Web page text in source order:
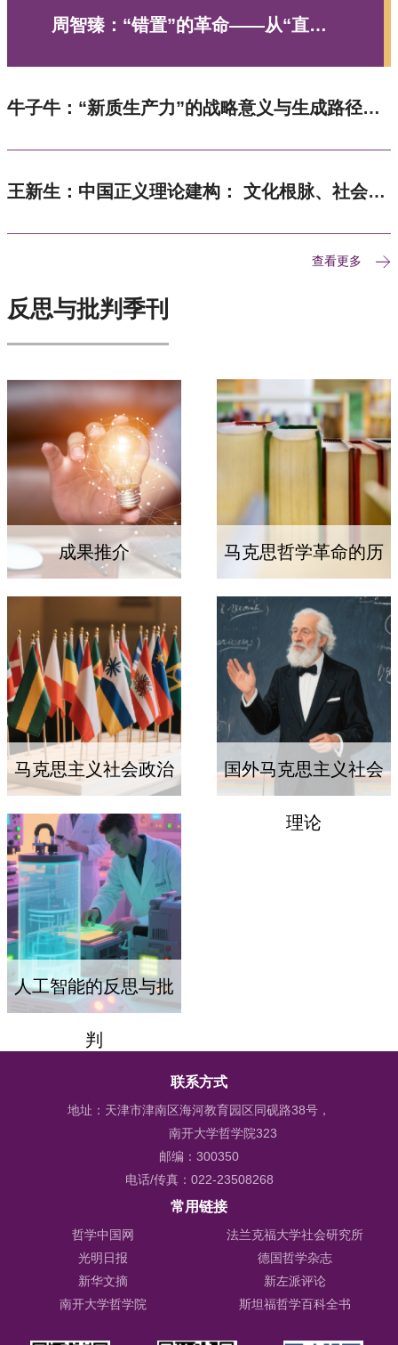
周智臻：“错置”的革命——从“直接
的关系（《哲学动态》2026年第03
牛子牛：“新质生产力”的战略意义与生成路径
报》2026年第1期）
王新生：中国正义理论建构： 文化根脉、社会根
期）
查看更多
反思与批判季刊
成果推介 马克思哲学革命的历
史语境
马克思主义社会政治
哲学
国外马克思主义社会
理论
人工智能的反思与批
判
联系方式
地址：天津市津南区海河教育园区同砚路38号，
南开大学哲学院323
邮编：300350
电话/传真：022-23508268
常用链接
哲学中国网
法兰克福大学社会研究所
光明日报
德国哲学杂志
新华文摘
新左派评论
南开大学哲学院
斯坦福哲学百科全书